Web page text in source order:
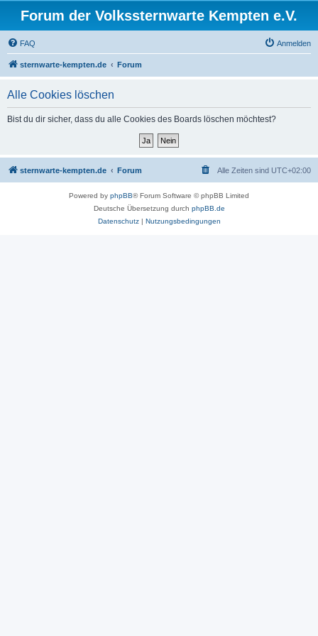
Forum der Volkssternwarte Kempten e.V.
FAQ Anmelden
sternwarte-kempten.de Forum
Alle Cookies löschen
Bist du dir sicher, dass du alle Cookies des Boards löschen möchtest?
sternwarte-kempten.de Forum Alle Zeiten sind UTC+02:00
Powered by phpBB® Forum Software © phpBB Limited
Deutsche Übersetzung durch phpBB.de
Datenschutz| Nutzungsbedingungen